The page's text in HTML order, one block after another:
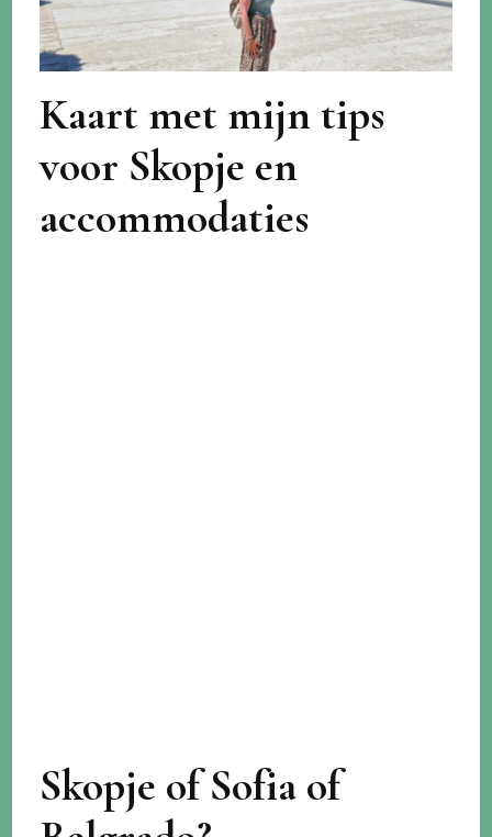
Kaart met mijn tips
voor Skopje en
accommodaties
Skopje of Sofia of